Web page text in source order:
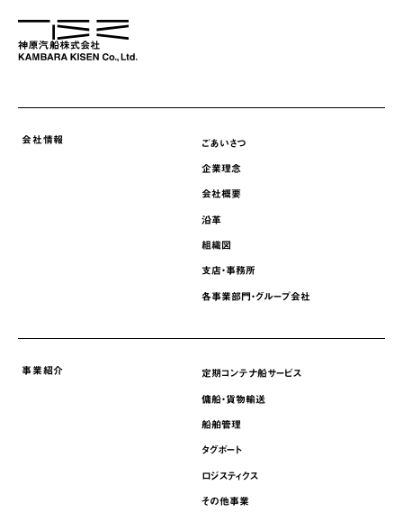
会社情報 ごあいさつ
企業理念
会社概要
沿革
組織図
支店・事務所
各事業部門・グループ会社
事業紹介 定期コンテナ船サービス
傭船・貨物輸送
船舶管理
タグボート
ロジスティクス
その他事業